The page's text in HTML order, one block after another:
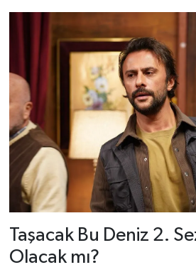
Taşacak Bu Deniz 2.
Olacak mı?